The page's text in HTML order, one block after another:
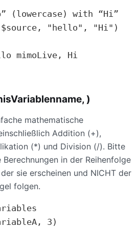
(lowercase) with “Hi”
"hello", "Hi")
mimoLive, Hi
)
mathematische
Addition (+),
(*) und Division (/). Bitte
in der Reihenfolge
sie erscheinen und NICHT der
folgen.
3)